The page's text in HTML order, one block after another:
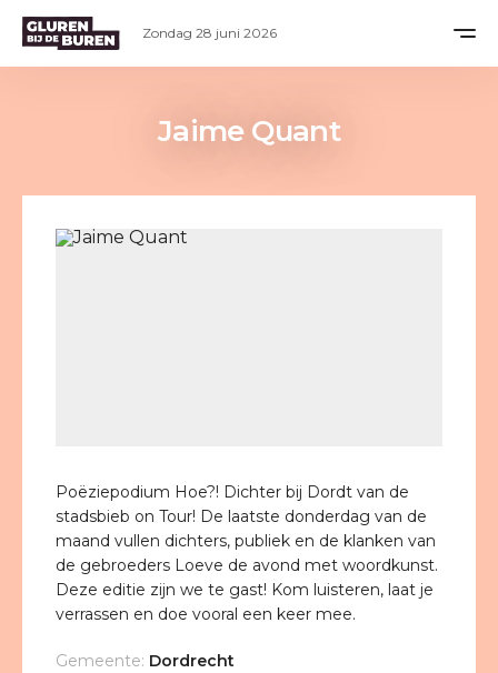
Jaime Quant
Poëziepodium Hoe?! Dichter bij Dordt van de
stadsbieb on Tour! De laatste donderdag van de
maand vullen dichters, publiek en de klanken van
de gebroeders Loeve de avond met woordkunst.
Deze editie zijn we te gast! Kom luisteren, laat je
verrassen en doe vooral een keer mee.
Gemeente: Dordrecht
Zondag 28 juni 2026